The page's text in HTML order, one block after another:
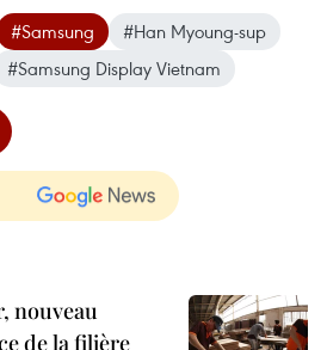
#Samsung
#Han Myoung-sup
#Samsung Display Vietnam
nouveau
de la filière